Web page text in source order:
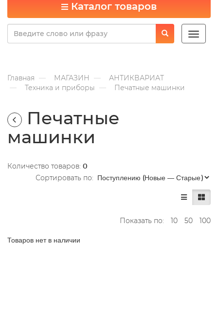
Каталог товаров
Toggle
Главная МАГАЗИН
АНТИКВАРИАТ
Техника и приборы
Печатные машинки
Печатные
машинки
Количество товаров: 0
Сортировать по:
Показать по: 10 50 100
Товаров нет в наличии